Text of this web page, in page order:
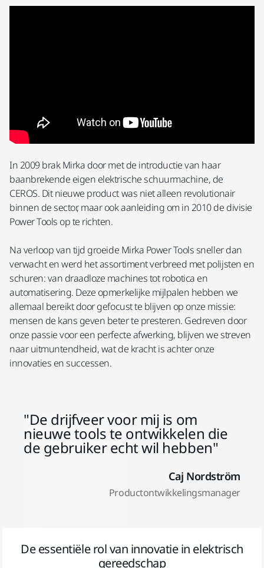
In 2009 brak Mirka door met de introductie van haar
baanbrekende eigen elektrische schuurmachine, de
CEROS. Dit nieuwe product was niet alleen revolutionair
binnen de sector, maar ook aanleiding om in 2010 de divisie
Power Tools op te richten.
Na verloop van tijd groeide Mirka Power Tools sneller dan
verwacht en werd het assortiment verbreed met polijsten en
schuren: van draadloze machines tot robotica en
automatisering. Deze opmerkelijke mijlpalen hebben we
allemaal bereikt door gefocust te blijven op onze missie:
mensen de kans geven beter te presteren. Gedreven door
onze passie voor een perfecte afwerking, blijven we streven
naar uitmuntendheid, wat de kracht is achter onze
innovaties en successen.
De drijfveer voor mij is om
nieuwe tools te ontwikkelen die
de gebruiker echt wil hebben
Caj Nordström
Productontwikkelingsmanager
De essentiële rol van innovatie in elektrisch
gereedschap